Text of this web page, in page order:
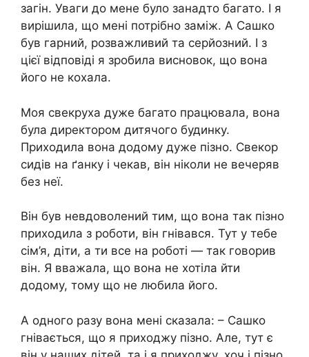
загін. Уваги до мене було занадто багато. І я
вирішила, що мені потрібно заміж. А Сашко
був гарний, розважливий та серйозний. І з
цієї відповіді я зробила висновок, що вона
його не кохала.
Моя свекруха дуже багато працювала, вона
була директором дитячого будинку.
Приходила вона додому дуже пізно. Свекор
сидів на ґанку і чекав, він ніколи не вечеряв
без неї.
Він був невдоволений тим, що вона так пізно
приходила з роботи, він гнівався. Тут у тебе
сім’я, діти, а ти все на роботі — так говорив
він. Я вважала, що вона не хотіла йти
додому, тому що не любила його.
А одного разу вона мені сказала: – Сашко
гнівається, що я приходжу пізно. Але, тут є